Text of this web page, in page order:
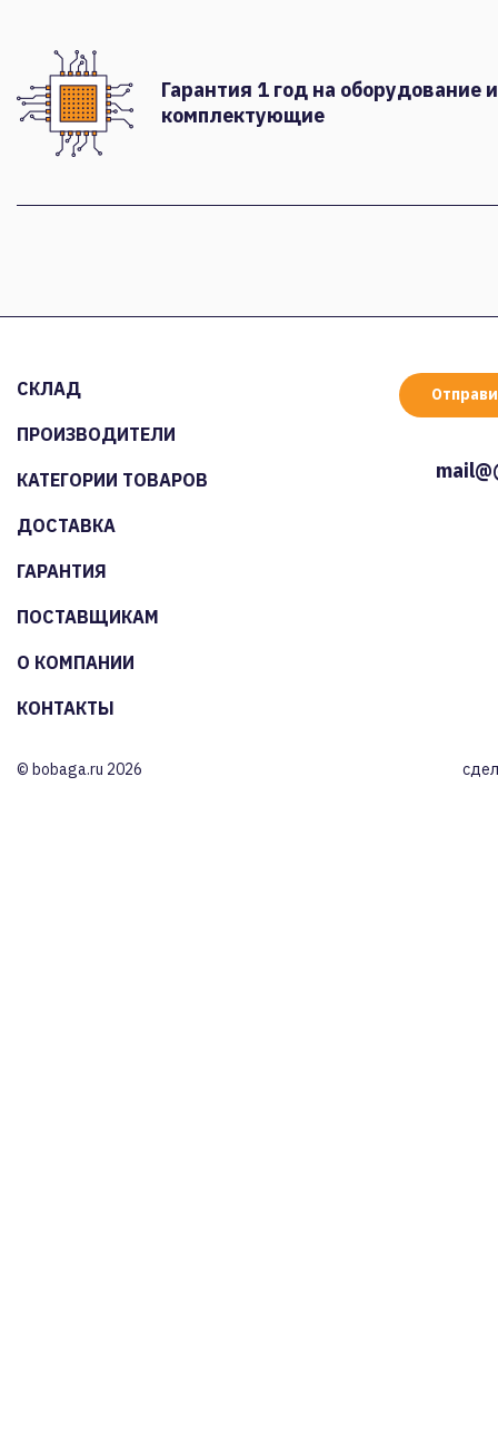
Гарантия 1 год на оборудование и
комплектующие
СКЛАД
ПРОИЗВОДИТЕЛИ
КАТЕГОРИИ ТОВАРОВ
ДОСТАВКА
ГАРАНТИЯ
ПОСТАВЩИКАМ
О КОМПАНИИ
КОНТАКТЫ
© bobaga.ru 2026